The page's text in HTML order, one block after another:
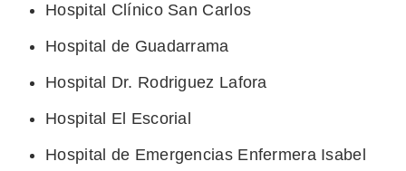
Hospital Clínico San Carlos
Hospital de Guadarrama
Hospital Dr. Rodriguez Lafora
Hospital El Escorial
Hospital de Emergencias Enfermera Isabel